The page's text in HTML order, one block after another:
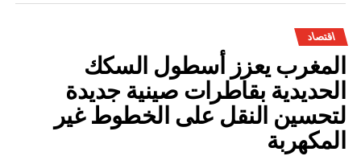
اقتصاد
المغرب يعزز أسطول السكك
الحديدية بقاطرات صينية جديدة
لتحسين النقل على الخطوط غير
المكهربة